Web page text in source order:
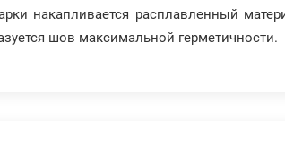
накапливается расплавленный
шов максимальной герметичности.